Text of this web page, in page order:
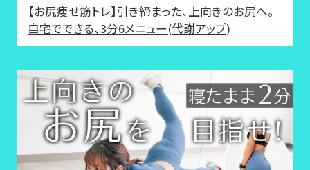
【お尻痩せ筋トレ】引き締まった、上向きのお尻へ。
自宅でできる、3分6メニュー(代謝アップ)